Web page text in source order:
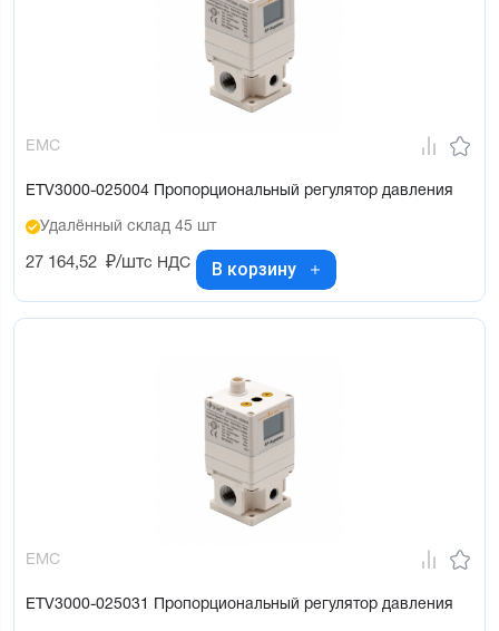
EMC
ETV3000-025004 Пропорциональный регулятор давления
Удалённый склад 45 шт
27 164,52 ₽/штс НДС В корзину
EMC
ETV3000-025031 Пропорциональный регулятор давления